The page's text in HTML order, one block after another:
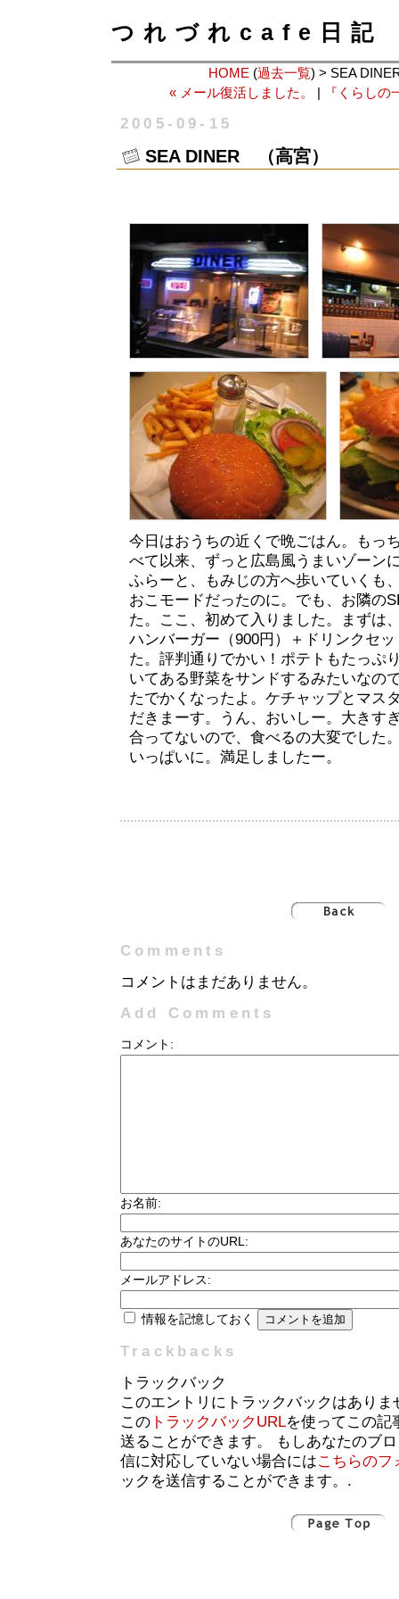
つれづれcafe日記
HOME (過去一覧) > SEA
« メール復活しました。
『くらしの
2005-09-15
SEA DINER （高宮）
今日はおうちの近くで晩ごはん。もっ
べて以来、ずっと広島風うまいゾーン
ふらーと、もみじの方へ歩いていくも
おこモードだったのに。でも、お隣の
た。ここ、初めて入りました。まずは
ハンバーガー（900円）＋ドリンクセ
た。評判通りでかい！ポテトもたっぷ
いてある野菜をサンドするみたいなの
たでかくなったよ。ケチャップとマス
だきまーす。うん、おいしー。大きす
合ってないので、食べるの大変でした
いっぱいに。満足しましたー。
Comments
コメントはまだありません。
Add Comments
コメント:
お名前:
あなたのサイトのURL:
メールアドレス:
情報を記憶しておく
Trackbacks
トラックバック
このエントリにトラックバックはありま
この トラックバックURLを使ってこの記
送ることができます。 もしあなたのブ
信に対応していない場合にはこちらのフ
ックを送信することができます。.